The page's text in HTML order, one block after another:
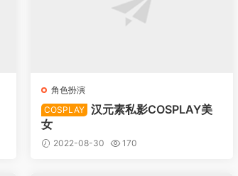
角色扮演
COSPLAY 汉元素私影COSPLAY美
女
2022-08-30 170